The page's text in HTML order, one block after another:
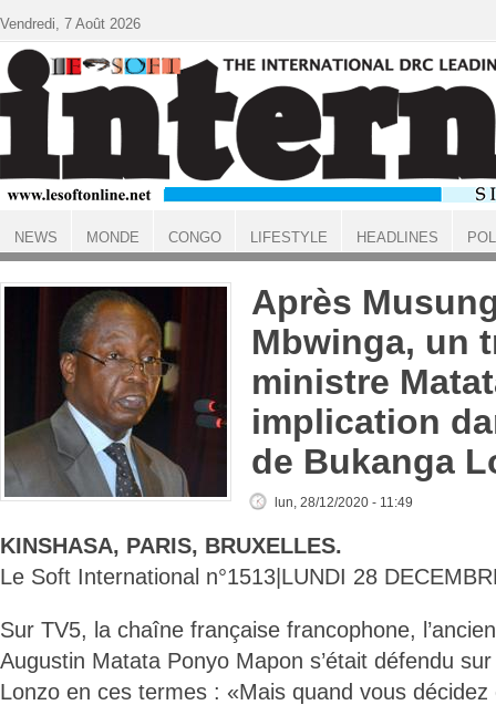
ACCUEIL
Après
Mbwinga, un
ministre
implication
de Bukanga
lun, 28/12/2020 - 11:49
KINSHASA, PARIS, BRUXELLES.
Le Soft International n°1513|LUNDI 28
Sur TV5, la chaîne française francophone,
Augustin Matata Ponyo Mapon s’était défendu
Lonzo en ces termes : «Mais quand vous décidez
Vendredi, 7 Août 2026
NEWS MONDE CONGO LIFESTYLE HEADLINES